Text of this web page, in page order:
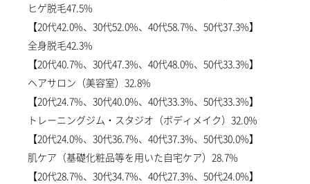
ヒゲ脱毛47.5%
【20代42.0%、30代52.0%、40代58.7%、50代37.3%】
全身脱毛42.3%
【20代40.7%、30代47.3%、40代48.0%、50代33.3%】
ヘアサロン（美容室）32.8%
【20代24.7%、30代40.0%、40代33.3%、50代33.3%】
トレーニングジム・スタジオ（ボディメイク）32.0%
【20代24.0%、30代36.7%、40代37.3%、50代30.0%】
肌ケア（基礎化粧品等を用いた自宅ケア）28.7%
【20代28.7%、30代34.7%、40代27.3%、50代24.0%】